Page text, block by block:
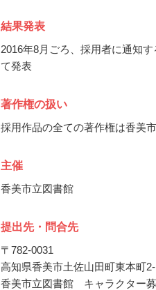
結果発表
2016年8月ごろ、採用者に通知
て発表
著作権の扱い
採用作品の全ての著作権は香美
主催
香美市立図書館
提出先・問合先
〒782-0031
高知県香美市土佐山田町東本町
香美市立図書館 キャラクター